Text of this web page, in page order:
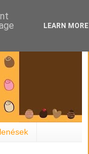
LEARN MORE